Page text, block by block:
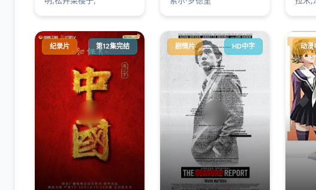
纪录片 第12集完结 剧情片 HD中字 动漫